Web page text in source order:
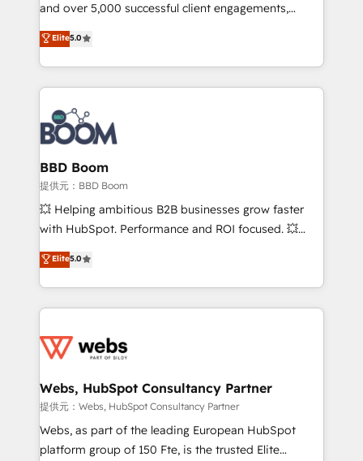
opportunités d'affaires ➤ La mise en place de
stratégies d'acquisition marketing (SEO, SEA,
inbound, automatisation marketing, ABM, IA,
emailing) Informations clés : - 10 ans d'expérience -
100+ intégrations CRM HubSpot réussies - 40
experts conseil - 150 certifications HubSpot
cumulées
and over 5,000 successful client engagements,
Vonazon turns marketing complexity into
measurable, scalable growth. From onboarding to
enterprise-grade campaigns, our in-house team
builds scalable strategies that drive long-term
revenue. ⚙️ HubSpot Integration & Optimization •
Seamless CRM, CMS, and automation setup •
Complex platform migrations and data cleanups •
Custom APIs and third-party integrations 📈 End-to-
End Revenue Acceleration • Lifecycle marketing and
pipeline growth programs • Sales enablement tools
and CRM optimization • Retention strategies with
Execution • 750+ onboardings and 2,000+
implementations • Deep expertise across marketing,
Elite5.0
BBD Boom
提供元：BBD Boom
💥 Helping ambitious B2B businesses grow faster
with HubSpot. Performance and ROI focused. 💥
BBD Boom is the HubSpot partner that can help you
to HubSpot Better. We work with your teams to
solve all your HubSpot challenges and improve user
adoption, sales process and marketing results.
the first time 🔧 Designing and optimising your
and build using HubSpot 🔌 Integrating HubSpot
with other systems 🎓 Training your teams to be
HubSpot pros 📊 Lead generation services using
HubSpot Why us? - SIX HubSpot Accreditations -
Elite5.0
Webs, HubSpot Consultancy Partner
提供元：Webs, HubSpot Consultancy Partner
Webs, as part of the leading European HubSpot
platform group of 150 Fte, is the trusted Elite